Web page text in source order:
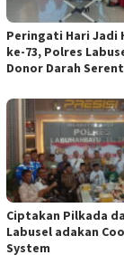
Peringati Hari Jadi
ke-73, Polres
Donor Darah
Ciptakan Pilkada
Labusel adakan
System